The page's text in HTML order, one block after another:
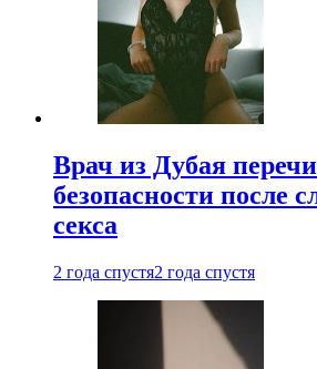
Врач из Дубая
безопасности после
секса
2 года спустя2 года спустя